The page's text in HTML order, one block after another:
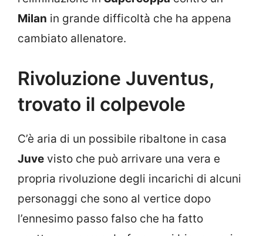
Milan in grande difficoltà che ha appena
cambiato allenatore.
Rivoluzione Juventus,
trovato il colpevole
C’è aria di un possibile ribaltone in casa
Juve visto che può arrivare una vera e
propria rivoluzione degli incarichi di alcuni
personaggi che sono al vertice dopo
l’ennesimo passo falso che ha fatto